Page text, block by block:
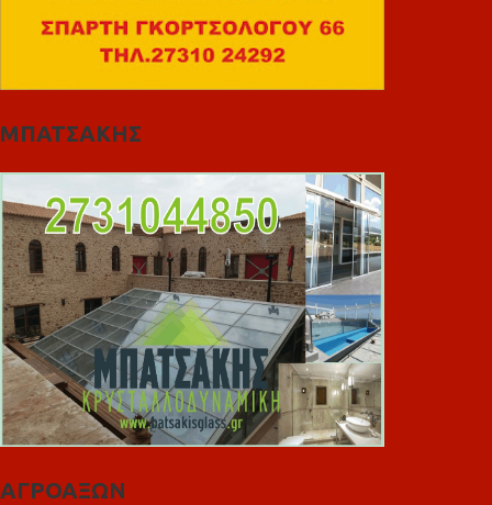
ΜΠΑΤΣΑΚΗΣ
ΑΓΡΟΑΞΩΝ